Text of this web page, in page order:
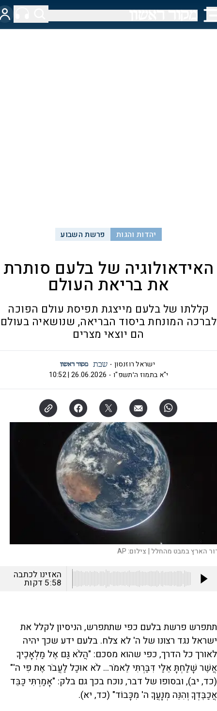
יהדות והגות פרשת השבוע
האידאולוגיה של בלעם סותרת
את בריאת העולם
קללתו של בלעם מייצגת תפיסת עולם הפוכה
לברכה המונחת ביסוד הבריאה, שנושאיה בעולם
הם יוצאי מצרים
ישראל רוזנסון
י"א בתמוז ה׳תשפ"ו
26.06.2026 | 10:52
הארץ במבט מהחלל | צילום:AP
האזינו לכתבה
5:58 דקות
תתפרש פרשת בלעם כפי שתתפרש, הניסיון לקלל את
ישראל נגד רצונו של ה' לא צלח. בלעם ידע שכך יהיה
לאורך כל הדרך, כפי שהוא מסכם: "הֲלֹא גַּם אֶל מַלְאָכֶיךָ
אֲשֶׁר שָׁלַחְתָּ אֵלַי דִּבַּרְתִּי לֵאמֹר... לֹא אוּכַל לַעֲבֹר אֶת פִּי ה'"
(כד, יב), ובסופו של דבר, נוכח בכך גם בלק: "אָמַרְתִּי כַּבֵּד
אֲכַבֶּדְךָ וְהִנֵּה מְנָעֲךָ ה' מִכָּבוֹד" (כד, יא).